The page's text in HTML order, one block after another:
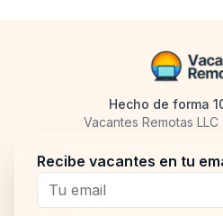
Hecho de forma
Vacantes Remotas
Recibe vacantes en tu